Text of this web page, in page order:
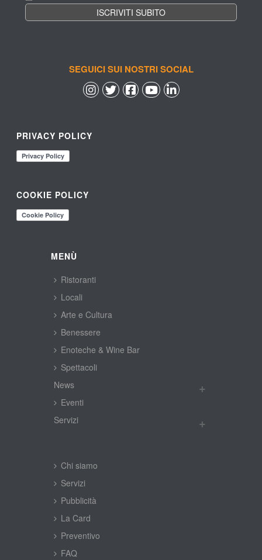
SEGUICI SUI NOSTRI SOCIAL
PRIVACY POLICY
COOKIE POLICY
MENÙ
Ristoranti
Locali
Arte e Cultura
Benessere
Enoteche & Wine Bar
Spettacoli
New
Eventi
Servizi
Chi siamo
Servizi
Pubblicità
La Card
Preventivo
FAQ